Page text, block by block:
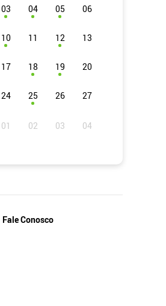
03 04 05 06
10 11 12 13
17 18 19 20
24 25 26 27
Fale Conosco